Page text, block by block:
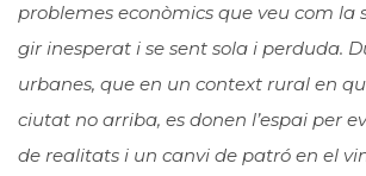
problemes econòmics que veu com la
gir inesperat i se sent sola i perduda.
urbanes, que en un context rural en
ciutat no arriba, es donen l’espai per
de realitats i un canvi de patró en el